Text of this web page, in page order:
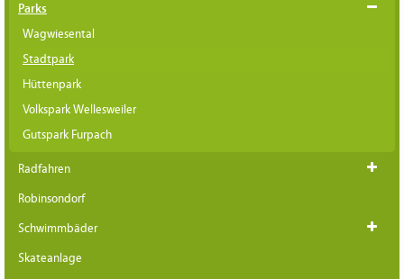
Parks
Wagwiesental
Stadtpark
Hüttenpark
Volkspark Wellesweiler
Gutspark Furpach
Radfahren
Robinsondorf
Schwimmbäder
Skateanlage